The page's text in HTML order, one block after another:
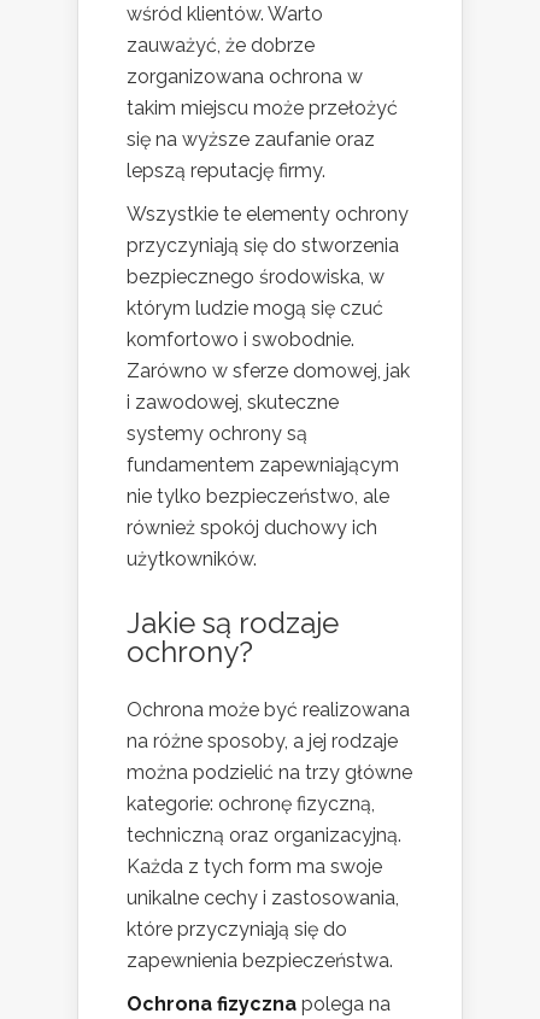
wśród klientów. Warto
zauważyć, że dobrze
zorganizowana ochrona w
takim miejscu może przełożyć
się na wyższe zaufanie oraz
lepszą reputację firmy.
Wszystkie te elementy ochrony
przyczyniają się do stworzenia
bezpiecznego środowiska, w
którym ludzie mogą się czuć
komfortowo i swobodnie.
Zarówno w sferze domowej, jak
i zawodowej, skuteczne
systemy ochrony są
fundamentem zapewniającym
nie tylko bezpieczeństwo, ale
również spokój duchowy ich
użytkowników.
Jakie są rodzaje
ochrony?
Ochrona może być realizowana
na różne sposoby, a jej rodzaje
można podzielić na trzy główne
kategorie: ochronę fizyczną,
techniczną oraz organizacyjną.
Każda z tych form ma swoje
unikalne cechy i zastosowania,
które przyczyniają się do
zapewnienia bezpieczeństwa.
Ochrona fizyczna polega na